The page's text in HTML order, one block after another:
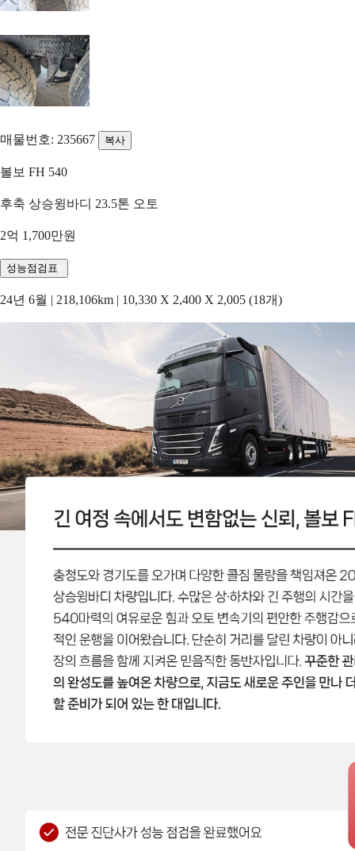
매물번호: 235667 복사
볼보 FH 540
후축 상승윙바디 23.5톤 오토
2억 1,700만원
성능점검표
24년 6월 | 218,106km | 10,330 X 2,400 X 2,005 (18개)